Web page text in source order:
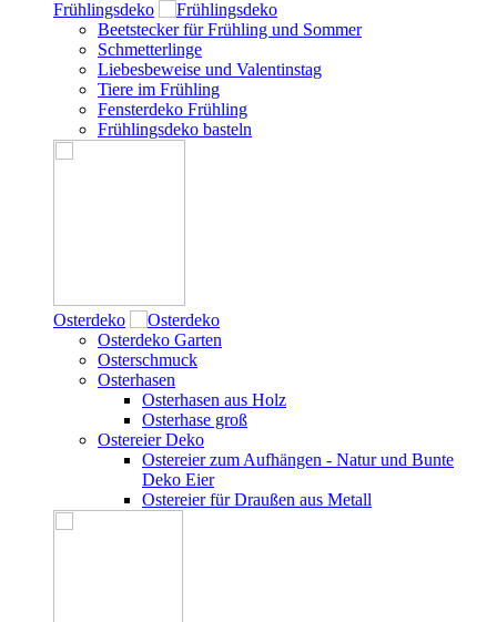
Frühlingsdeko
Beetstecker für Frühling und Sommer
Schmetterlinge
Liebesbeweise und Valentinstag
Tiere im Frühling
Fensterdeko Frühling
Frühlingsdeko basteln
Osterdeko
Osterdeko Garten
Osterschmuck
Osterhasen
Osterhasen aus Holz
Osterhase groß
Ostereier Deko
Ostereier zum Aufhängen - Natur und Bunte
Deko Eier
Ostereier für Draußen aus Metall